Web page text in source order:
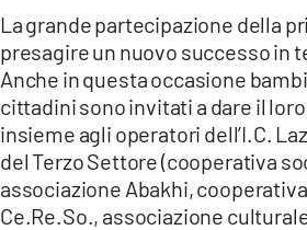
App
ANDROID
APPLE
La grande partecipazione della
presagire un nuovo successo in
Anche in questa occasione
cittadini sono invitati a dare il
insieme agli operatori dell’I.C.
del Terzo Settore (cooperativa
associazione Abakhi,
Ce.Re.So., associazione